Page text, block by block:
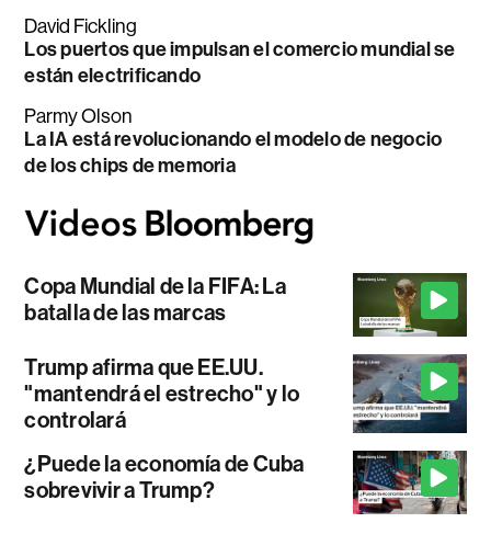
David Fickling
Los puertos que impulsan el comercio mundial se
están electrificando
Parmy Olson
La IA está revolucionando el modelo de negocio
de los chips de memoria
Copa Mundial de la FIFA: La
batalla de las marcas
Trump afirma que EE.UU.
"mantendrá el estrecho" y lo
controlará
¿Puede la economía de Cuba
sobrevivir a Trump?